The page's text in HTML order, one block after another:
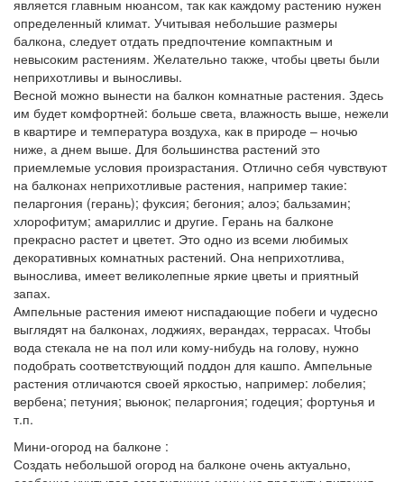
является главным нюансом, так как каждому растению нужен
определенный климат. Учитывая небольшие размеры
балкона, следует отдать предпочтение компактным и
невысоким растениям. Желательно также, чтобы цветы были
неприхотливы и выносливы.
Весной можно вынести на балкон комнатные растения. Здесь
им будет комфортней: больше света, влажность выше, нежели
в квартире и температура воздуха, как в природе – ночью
ниже, а днем выше. Для большинства растений это
приемлемые условия произрастания. Отлично себя чувствуют
на балконах неприхотливые растения, например такие:
пеларгония (герань); фуксия; бегония; алоэ; бальзамин;
хлорофитум; амариллис и другие. Герань на балконе
прекрасно растет и цветет. Это одно из всеми любимых
декоративных комнатных растений. Она неприхотлива,
вынослива, имеет великолепные яркие цветы и приятный
запах.
Ампельные растения имеют ниспадающие побеги и чудесно
выглядят на балконах, лоджиях, верандах, террасах. Чтобы
вода стекала не на пол или кому-нибудь на голову, нужно
подобрать соответствующий поддон для кашпо. Ампельные
растения отличаются своей яркостью, например: лобелия;
вербена; петуния; вьюнок; пеларгония; годеция; фортунья и
т.п.
Мини-огород на балконе :
Создать небольшой огород на балконе очень актуально,